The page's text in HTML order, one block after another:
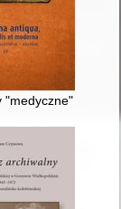
"medyczne" w